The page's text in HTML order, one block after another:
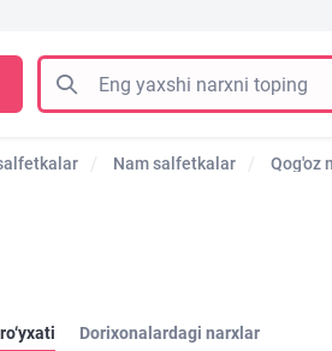
Nam salfetkalar Qog'oz
Dorixonalardagi narxlar